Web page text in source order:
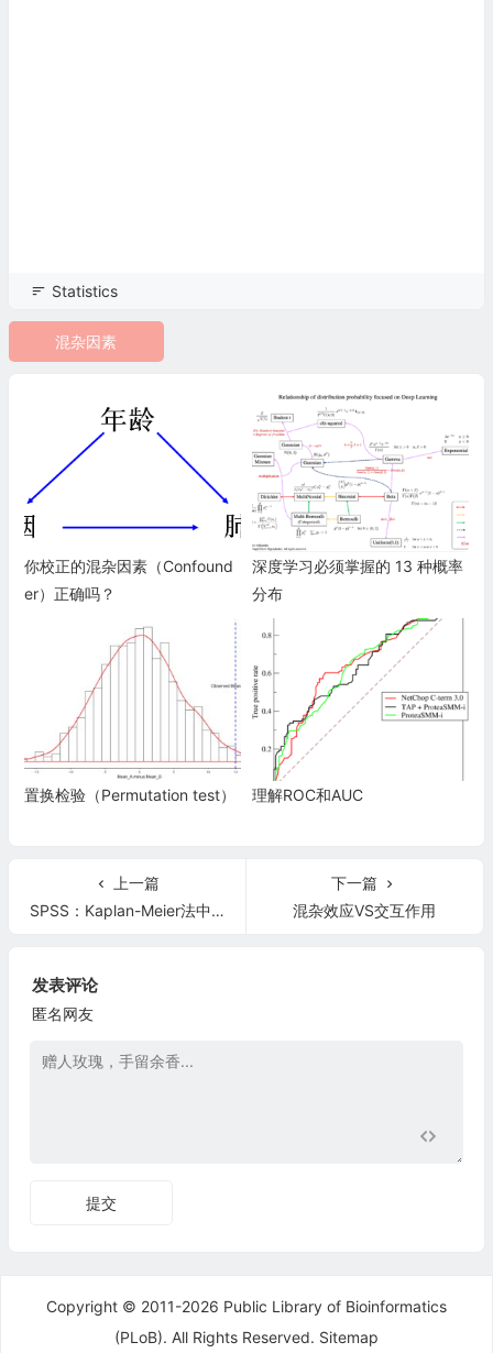
Statistics
混杂因素
你校正的混杂因素（Confound
er）正确吗？
深度学习必须掌握的 13 种概率
分布
置换检验（Permutation test） 理解ROC和AUC
上一篇
SPSS：Kaplan-Meier法中的假设检验方法
下一篇
混杂效应VS交互作用
发表评论
匿名网友
提交
Copyright © 2011-2026 Public Library of Bioinformatics
(PLoB). All Rights Reserved. Sitemap